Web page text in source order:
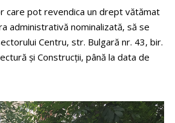
care pot revendica un drept vătămat
administrativă nominalizată, să se
Centru, str. Bulgară nr. 43, bir.
și Construcții, până la data de